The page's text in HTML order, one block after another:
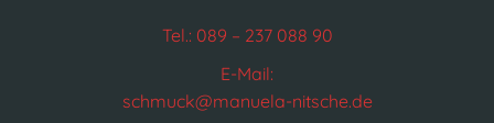
Tel.: 089 – 237 088 90
E-Mail:
schmuck@manuela-nitsche.de